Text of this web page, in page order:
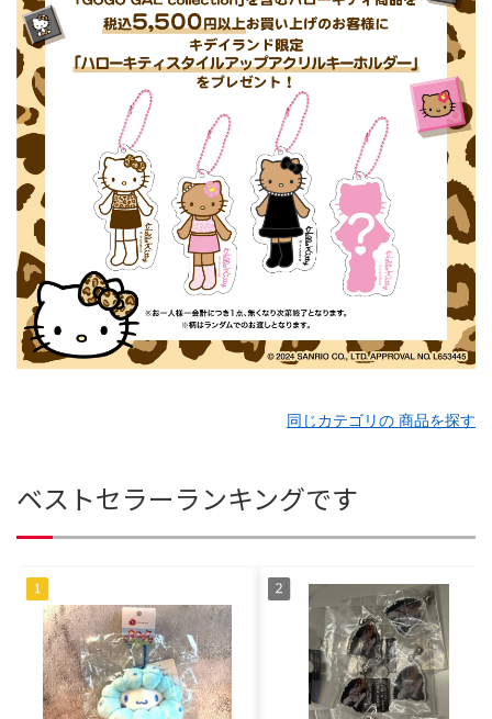
同じカテゴリの 商品を探す
ベストセラーランキングです